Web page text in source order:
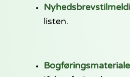
listen.
Bogføringsmateriale